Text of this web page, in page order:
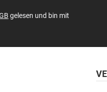
gelesen und bin mit